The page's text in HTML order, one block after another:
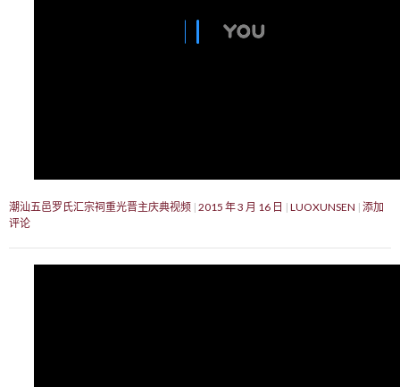
潮汕五邑罗氏汇宗祠重光晋主庆典视频 2015 年 3 月 16 日 LUOXUNSEN 添加
评论